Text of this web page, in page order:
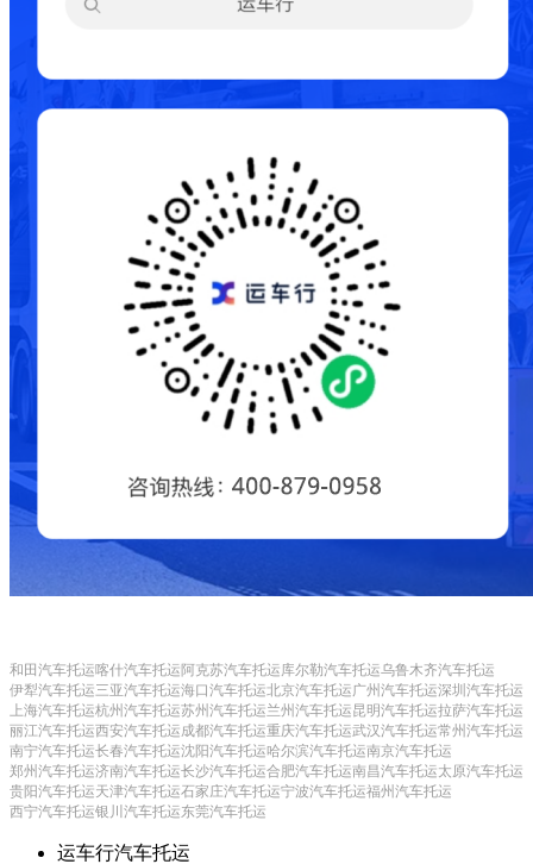
和田汽车托运喀什汽车托运阿克苏汽车托运库尔勒汽车托运乌鲁木齐汽车托运
伊犁汽车托运三亚汽车托运海口汽车托运北京汽车托运广州汽车托运深圳汽车托运
上海汽车托运杭州汽车托运苏州汽车托运兰州汽车托运昆明汽车托运拉萨汽车托运
丽江汽车托运西安汽车托运成都汽车托运重庆汽车托运武汉汽车托运常州汽车托运
南宁汽车托运长春汽车托运沈阳汽车托运哈尔滨汽车托运南京汽车托运
郑州汽车托运济南汽车托运长沙汽车托运合肥汽车托运南昌汽车托运太原汽车托运
贵阳汽车托运天津汽车托运石家庄汽车托运宁波汽车托运福州汽车托运
西宁汽车托运银川汽车托运东莞汽车托运
运车行汽车托运